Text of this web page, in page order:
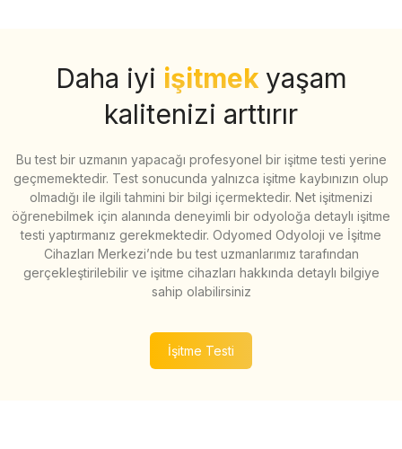
Daha iyi işitmek yaşam
kalitenizi arttırır
Bu test bir uzmanın yapacağı profesyonel bir işitme testi yerine
geçmemektedir. Test sonucunda yalnızca işitme kaybınızın olup
olmadığı ile ilgili tahmini bir bilgi içermektedir. Net işitmenizi
öğrenebilmek için alanında deneyimli bir odyoloğa detaylı işitme
testi yaptırmanız gerekmektedir. Odyomed Odyoloji ve İşitme
Cihazları Merkezi’nde bu test uzmanlarımız tarafından
gerçekleştirilebilir ve işitme cihazları hakkında detaylı bilgiye
sahip olabilirsiniz
İşitme Testi